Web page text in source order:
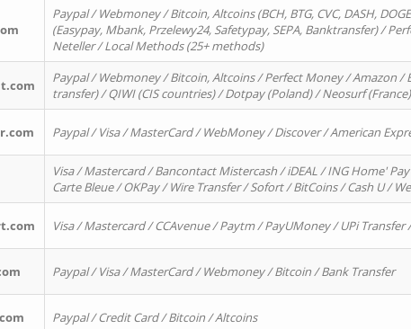
Paypal / Webmoney / Bitcoin, Altcoins (BCH, BTG, CVC, DASH,
(Easypay, Mbank, Przelewy24, Safetypay, SEPA, Banktransfer) /
Neteller / Local Methods (25+ methods)
Paypal / Webmoney / Bitcoin, Altcoins / Perfect Money / Amazon
transfer) / QIWI (CIS countries) / Dotpay (Poland) / Neosurf
Paypal / Visa / MasterCard / WebMoney / Discover / American
Visa / Mastercard / Bancontact Mistercash / iDEAL / ING Home'
Carte Bleue / OKPay / Wire Transfer / Sofort / BitCoins / Cash U /
Visa / Mastercard / CCAvenue / Paytm / PayUMoney / UPi
Paypal / Visa / MasterCard / Webmoney / Bitcoin / Bank Transfer
Paypal / Credit Card / Bitcoin / Altcoins